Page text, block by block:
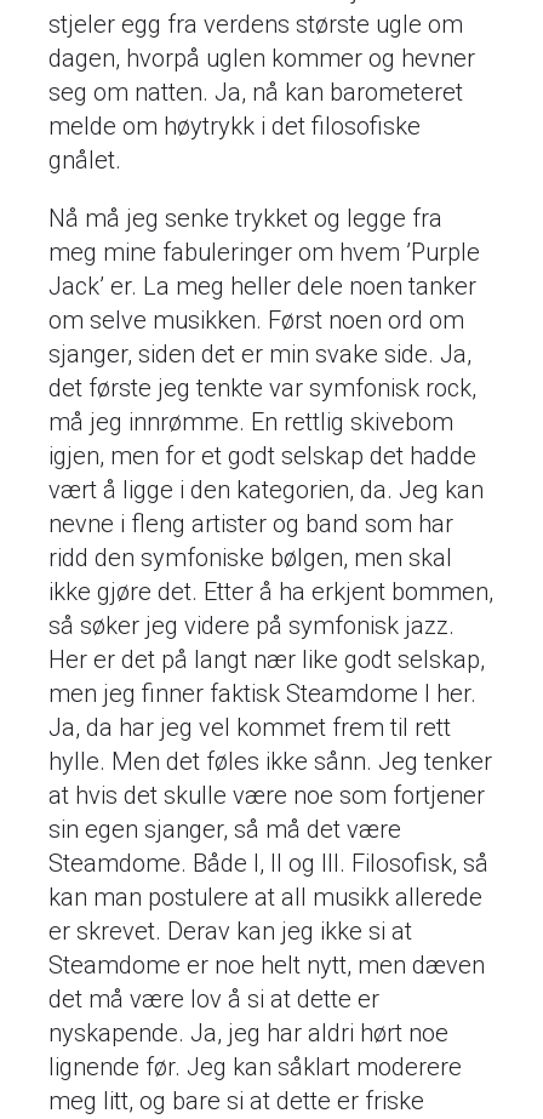
stjeler egg fra verdens største ugle om
dagen, hvorpå uglen kommer og hevner
seg om natten. Ja, nå kan barometeret
melde om høytrykk i det filosofiske
gnålet.
Nå må jeg senke trykket og legge fra
meg mine fabuleringer om hvem ’Purple
Jack’ er. La meg heller dele noen tanker
om selve musikken. Først noen ord om
sjanger, siden det er min svake side. Ja,
det første jeg tenkte var symfonisk rock,
må jeg innrømme. En rettlig skivebom
igjen, men for et godt selskap det hadde
vært å ligge i den kategorien, da. Jeg kan
nevne i fleng artister og band som har
ridd den symfoniske bølgen, men skal
ikke gjøre det. Etter å ha erkjent bommen,
så søker jeg videre på symfonisk jazz.
Her er det på langt nær like godt selskap,
men jeg finner faktisk Steamdome I her.
Ja, da har jeg vel kommet frem til rett
hylle. Men det føles ikke sånn. Jeg tenker
at hvis det skulle være noe som fortjener
sin egen sjanger, så må det være
Steamdome. Både I, II og III. Filosofisk, så
kan man postulere at all musikk allerede
er skrevet. Derav kan jeg ikke si at
Steamdome er noe helt nytt, men dæven
det må være lov å si at dette er
nyskapende. Ja, jeg har aldri hørt noe
lignende før. Jeg kan såklart moderere
meg litt, og bare si at dette er friske